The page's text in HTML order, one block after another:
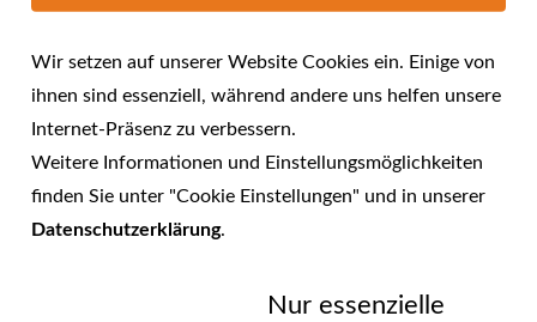
Mehr Informationen
KÜCHEN QUELLE - Service-
Champions 2016 im erlebten
Wir setzen auf unserer Website Cookies ein. Einige von
ihnen sind essenziell, während andere uns helfen unsere
Internet-Präsenz zu verbessern.
Weitere Informationen und Einstellungsmöglichkeiten
finden Sie unter "Cookie Einstellungen" und in unserer
Datenschutzerklärung.
Nur essenzielle